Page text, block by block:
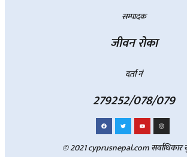
सम्पादक
जीवन रोका
दर्ता नं
279252/078/079
© 2021 cyprusnepal.com सर्वाधिकार